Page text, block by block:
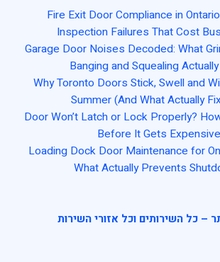
Fire Exit Door Compliance in
Inspection Failures That Cost
Garage Door Noises Decoded: What
Banging and Squealing
Why Toronto Doors Stick, Swell and
Summer (And What Actually
Door Won’t Latch or Lock Properly?
Before It Gets Expensive
Loading Dock Door Maintenance for
What Actually Prevents
– כל השירותים וכל אזורי השירות